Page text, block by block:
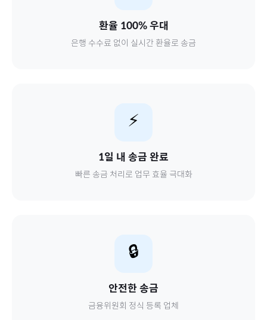
환율 100% 우대
은행 수수료 없이 실시간 환율로 송금
⚡
1일 내 송금 완료
빠른 송금 처리로 업무 효율 극대화
🔒
안전한 송금
금융위원회 정식 등록 업체